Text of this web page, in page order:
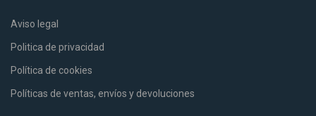
Aviso legal
Politica de privacidad
Política de cookies
Políticas de ventas, envíos y devoluciones